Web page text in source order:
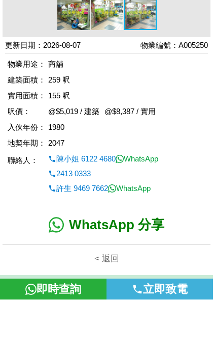
更新日期：2026-08-07 物業編號：A005250
物業用途：
商舖
建築面積：
259 呎
實用面積：
155 呎
呎價：
@$5,019 / 建築
@$8,387 / 實用
入伙年份：
1980
地契年期：
2047
聯絡人：
陳小姐 6122 4680
WhatsApp
2413 0333
許生 9469 7662
WhatsApp
WhatsApp 分享
< 返回
即時查詢 立即致電
本網頁所提供資料僅作參考用途。若因錯漏而引致任何不便或損
失，富裕地產概不負責。